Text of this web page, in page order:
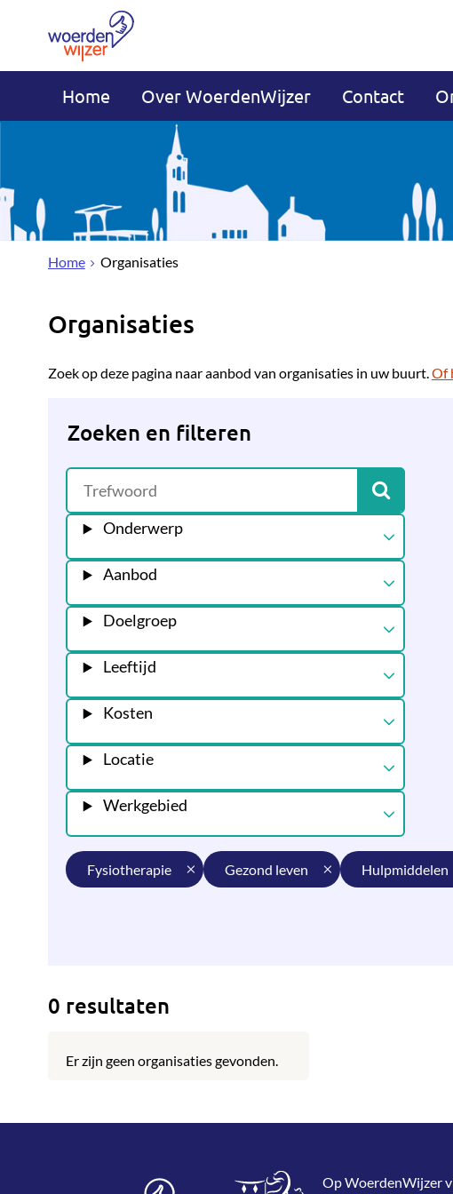
Home Over WoerdenWijzer Contact
Home Organisaties
Organisaties
Zoek op deze pagina naar aanbod van organisaties in uw buurt.Of
Zoeken en filteren
Onderwerp
Aanbod
Doelgroep
Leeftijd
Kosten
Locatie
Werkgebied
fysiotherapie gezond leven hulpmiddelen
0 resultaten
Er zijn geen organisaties gevonden.
Op WoerdenWijzer